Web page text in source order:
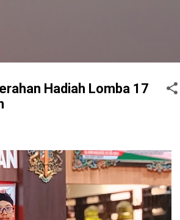
Hadiah Lomba 17